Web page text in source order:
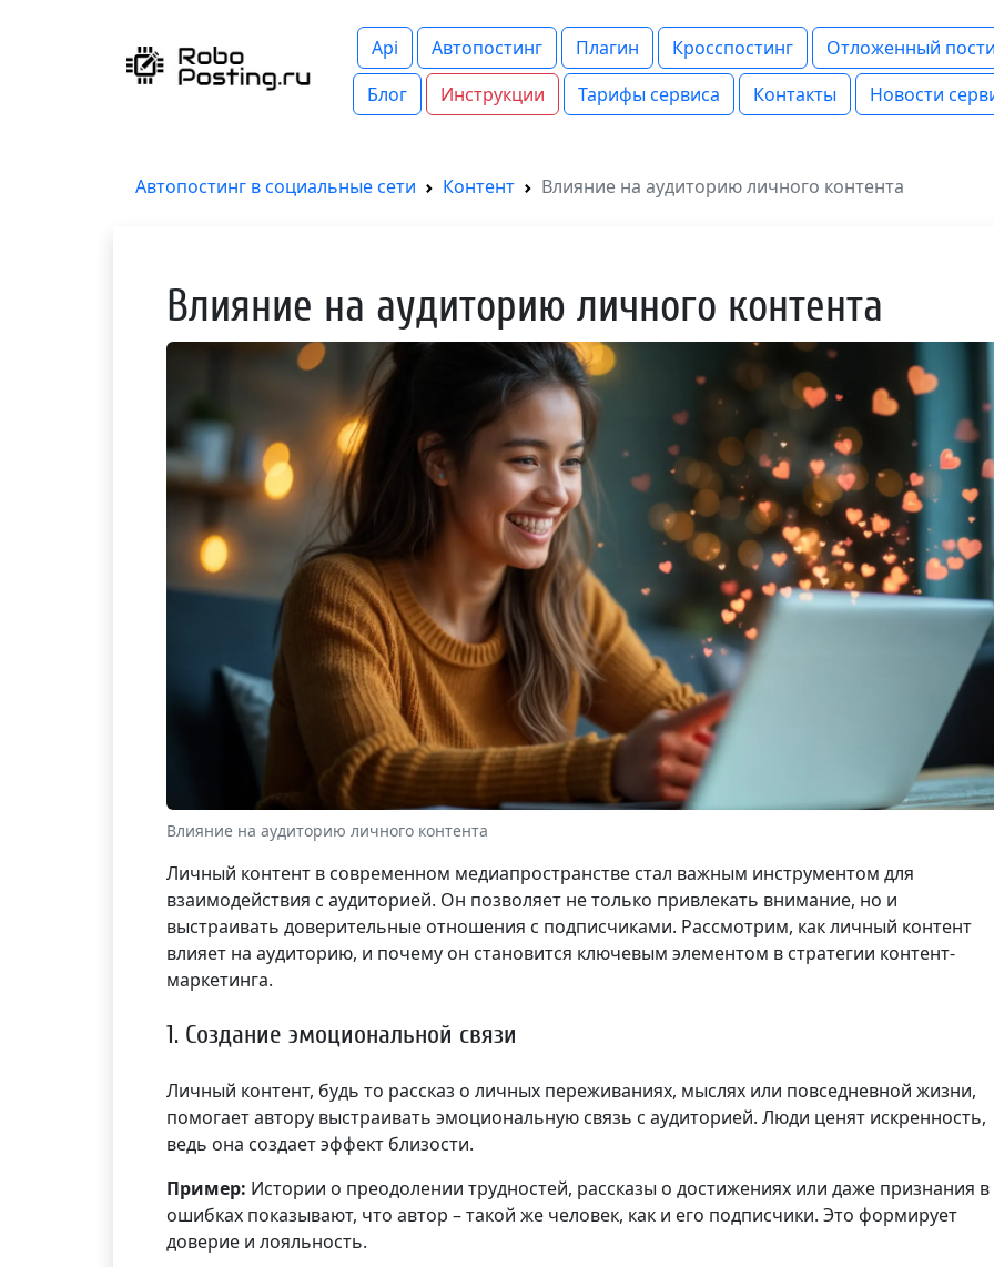
Api Автопостинг Плагин Кросспостинг
Отложенный
Блог
Инструкции Тарифы сервиса Контакты Новости
Автопостинг в социальные сети Контент Влияние на аудиторию личного контента
Влияние на аудиторию личного контента
Влияние на аудиторию личного контента
Личный контент в современном медиапространстве стал важным инструментом для
взаимодействия с аудиторией. Он позволяет не только привлекать внимание, но и
выстраивать доверительные отношения с подписчиками. Рассмотрим, как личный контент
влияет на аудиторию, и почему он становится ключевым элементом в стратегии контент-
маркетинга.
1. Создание эмоциональной связи
Личный контент, будь то рассказ о личных переживаниях, мыслях или повседневной жизни,
помогает автору выстраивать эмоциональную связь с аудиторией. Люди ценят искренность,
ведь она создает эффект близости.
Пример: Истории о преодолении трудностей, рассказы о достижениях или даже признания в
ошибках показывают, что автор – такой же человек, как и его подписчики. Это формирует
доверие и лояльность.